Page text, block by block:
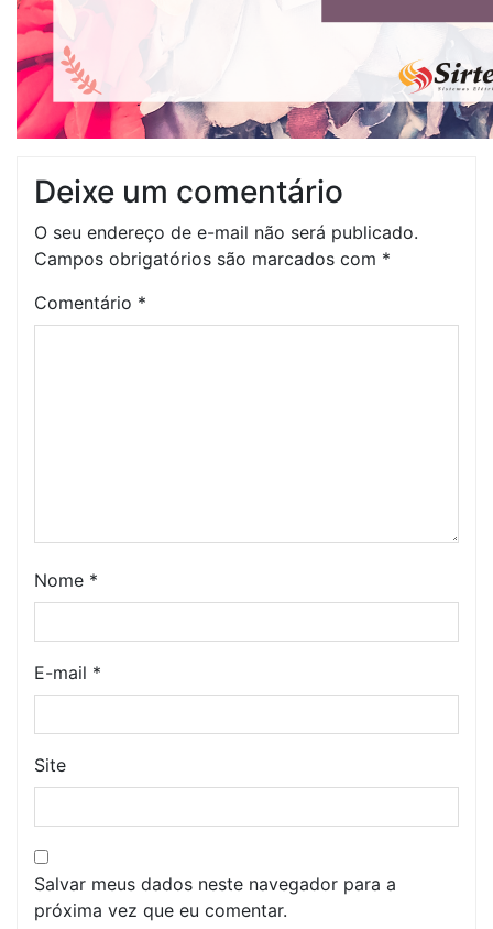
Deixe um comentário
O seu endereço de e-mail não será publicado.
Campos obrigatórios são marcados com *
Comentário *
Nome *
E-mail *
Site
Salvar meus dados neste navegador para a
próxima vez que eu comentar.